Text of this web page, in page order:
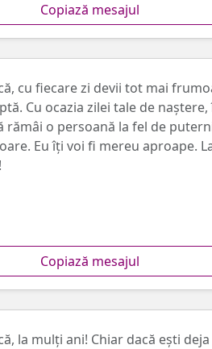
Copiază mesajul
cu fiecare zi devii tot mai
Cu ocazia zilei tale de naştere,
rămâi o persoană la fel de
Eu îţi voi fi mereu aproape.
Copiază mesajul
la mulţi ani! Chiar dacă eşti deja